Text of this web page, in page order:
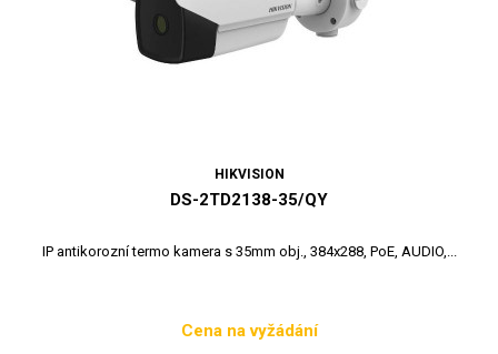
HIKVISION
DS-2TD2138-35/QY
IP antikorozní termo kamera s 35mm obj., 384x288, PoE, AUDIO,...
Cena
Cena na vyžádání